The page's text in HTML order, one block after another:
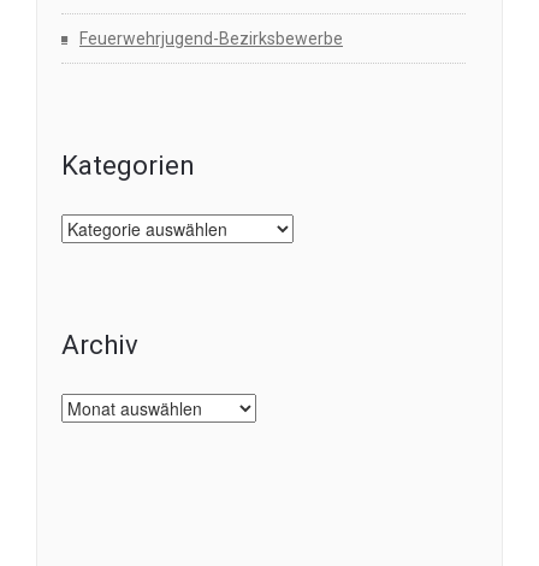
Feuerwehrjugend-Bezirksbewerbe
Kategorien
Kategorien
Archiv
Archiv